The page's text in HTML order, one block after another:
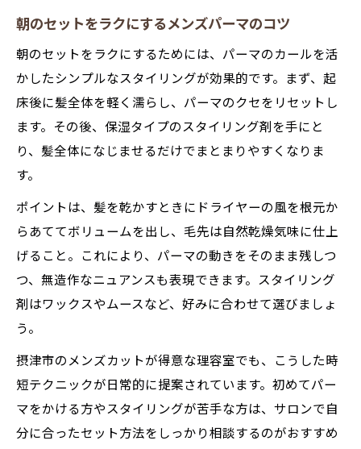
朝のセットをラクにするメンズパーマのコツ
朝のセットをラクにするためには、パーマのカールを活
かしたシンプルなスタイリングが効果的です。まず、起
床後に髪全体を軽く濡らし、パーマのクセをリセットし
ます。その後、保湿タイプのスタイリング剤を手にと
り、髪全体になじませるだけでまとまりやすくなりま
す。
ポイントは、髪を乾かすときにドライヤーの風を根元か
らあててボリュームを出し、毛先は自然乾燥気味に仕上
げること。これにより、パーマの動きをそのまま残しつ
つ、無造作なニュアンスも表現できます。スタイリング
剤はワックスやムースなど、好みに合わせて選びましょ
う。
摂津市のメンズカットが得意な理容室でも、こうした時
短テクニックが日常的に提案されています。初めてパー
マをかける方やスタイリングが苦手な方は、サロンで自
分に合ったセット方法をしっかり相談するのがおすすめ